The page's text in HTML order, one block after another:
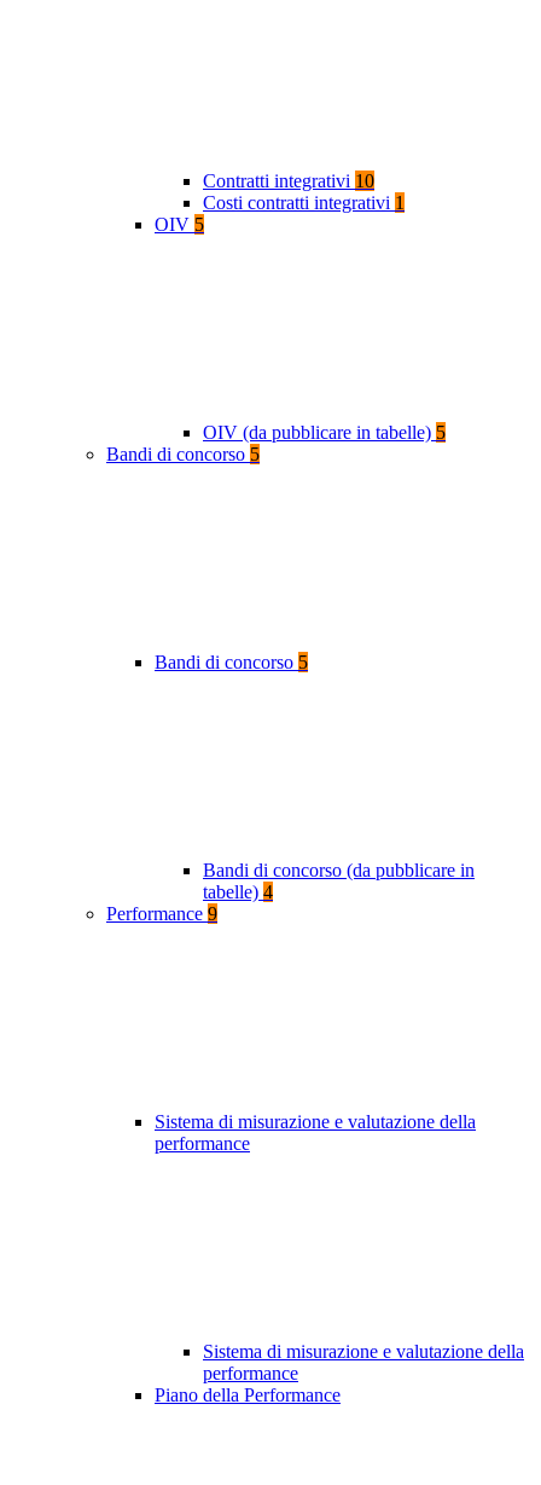
Contratti integrativi 10
Costi contratti integrativi 1
OIV 5
OIV (da pubblicare in tabelle) 5
Bandi di concorso 5
Bandi di concorso 5
Bandi di concorso (da pubblicare in
tabelle) 4
Performance 9
Sistema di misurazione e valutazione della
performance
Sistema di misurazione e valutazione della
performance
Piano della Performance